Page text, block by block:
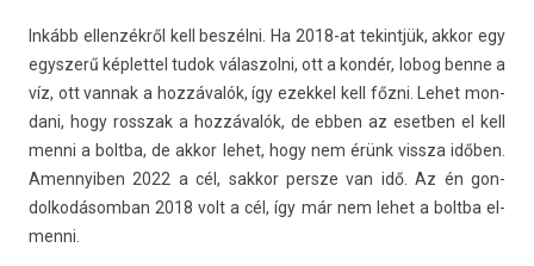
Inkább el­lenzék­ről kell beszélni. Ha 2018-at tekintjük, akkor egy
egysz­erű kép­lettel tudok válas­zolni, ott a kondér, lobog benne a
víz, ott van­nak a hozzávalók, így ezek­kel kell főzni. Lehet mon­
dani, hogy rosszak a hozzávalók, de ebben az esetb­en el kell
menni a boltba, de akkor lehet, hogy nem érünk vissza időben.
Amen­nyib­en 2022 a cél, sak­kor per­sze van idő. Az én gon­
dolkodásom­ban 2018 volt a cél, így már nem lehet a boltba el­
menni.